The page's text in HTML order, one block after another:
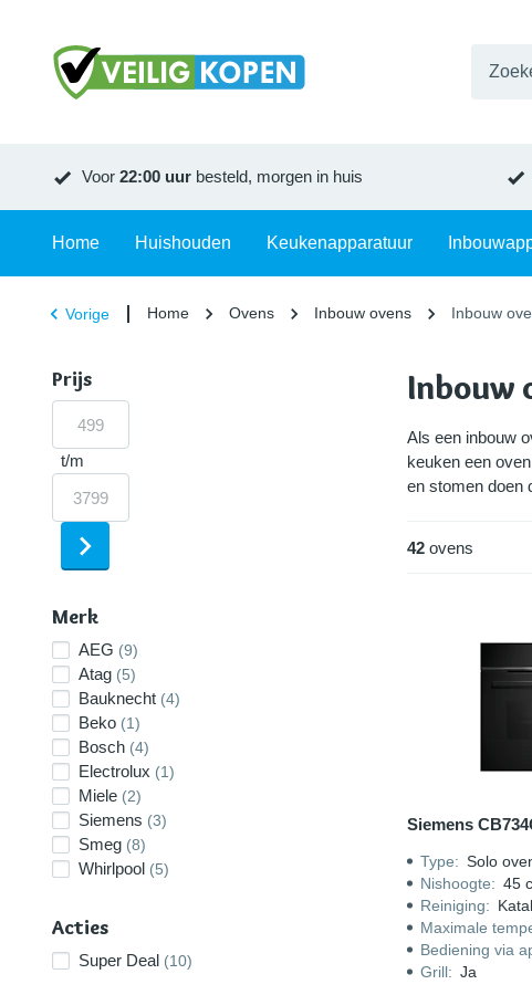
Voor 22:00 uur besteld, morgen in huis
Home Huishouden Keukenapparatuur
Vorige Home Ovens Inbouw ovens Inbouw
Inbouw
Als een inbouw
keuken een
en stomen doen
Bekijk ook:
42ovens
Siemens
Type: Solo
Nishoogte: 45
Reiniging:
Maximale
Bediening via
Grill: Ja
Prijs
t/m
Merk
AEG (9)
Atag (5)
Bauknecht (4)
Beko (1)
Bosch (4)
Electrolux (1)
Miele (2)
Siemens (3)
Smeg (8)
Whirlpool (5)
Acties
Super Deal (10)